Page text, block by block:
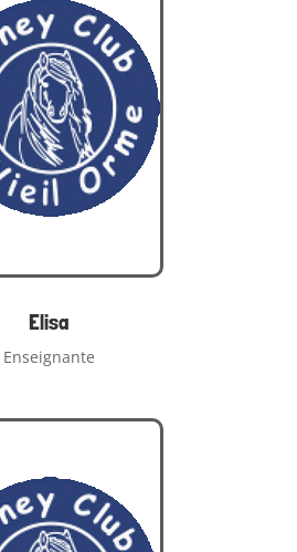
Elisa
Enseignante